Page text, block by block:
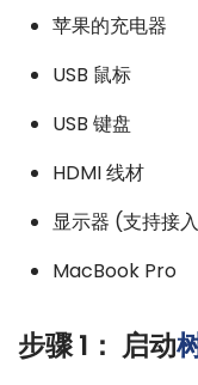
苹果的充电器
USB 鼠标
USB 键盘
HDMI 线材
显示器 (支持接
MacBook Pro
步骤 1： 启动